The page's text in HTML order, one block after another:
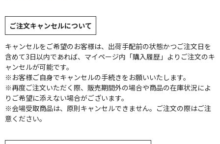
ご注文キャンセルについて
キャンセルをご希望のお客様は、出荷手配前の状態かつご注文日を
含めて3日以内であれば、マイページ内「購入履歴」よりご注文のキ
ャンセルが可能です。
※お客様ご自身でキャンセルの手続きをお願いいたします。
※再度ご注文いただく際、販売期間外の場合や商品の在庫状況によ
りご希望に添えない場合がございます。
※会場受取商品は、原則キャンセルできません。ご注文の際はご注
意ください。